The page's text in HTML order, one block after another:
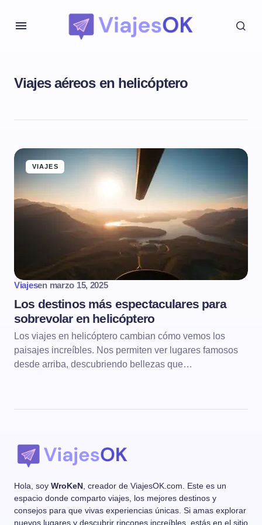
Viajes aéreos en helicóptero
VIAJES
Viajesen marzo 15, 2025
Los destinos más espectaculares para
sobrevolar en helicóptero
Los viajes en helicóptero cambian cómo vemos los
paisajes increíbles. Nos permiten ver lugares famosos
desde arriba, descubriendo bellezas que…
Hola, soy WroKeN , creador de ViajesOK.com. Este es un
espacio donde comparto viajes, los mejores destinos y
consejos para que vivas experiencias únicas. Si amas explorar
nuevos lugares y descubrir rincones increíbles, estás en el sitio